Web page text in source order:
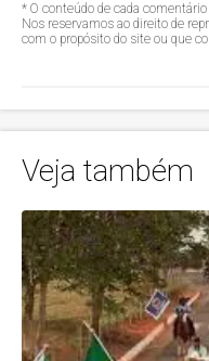
* O conteúdo de cada
Nos reservamos ao direito de
com o propósito do site ou que
Veja também